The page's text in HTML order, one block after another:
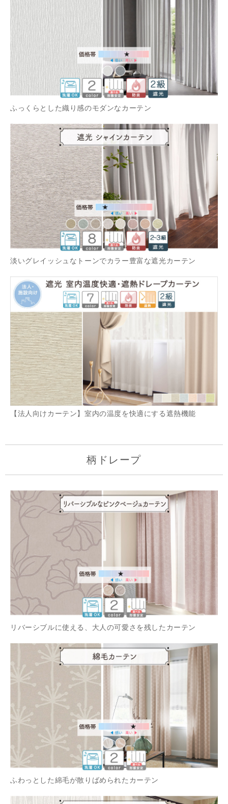
ふっくらとした織り感のモダンなカーテン
淡いグレイッシュなトーンでカラー豊富な遮光カーテン
【法人向けカーテン】室内の温度を快適にする遮熱機能
柄ドレープ
リバーシブルに使える、大人の可愛さを残したカーテン
ふわっとした綿毛が散りばめられたカーテン